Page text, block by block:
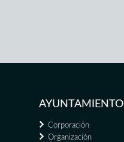
AYUNTAMIENTO
Corporación
Organización